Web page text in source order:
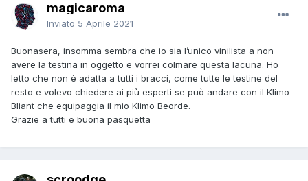
magicaroma
Inviato 5 Aprile 2021
Buonasera, insomma sembra che io sia l’unico vinilista a non
avere la testina in oggetto e vorrei colmare questa lacuna. Ho
letto che non è adatta a tutti i bracci, come tutte le testine del
resto e volevo chiedere ai più esperti se può andare con il Klimo
Bliant che equipaggia il mio Klimo Beorde.
Grazie a tutti e buona pasquetta